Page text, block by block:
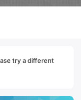
try a different